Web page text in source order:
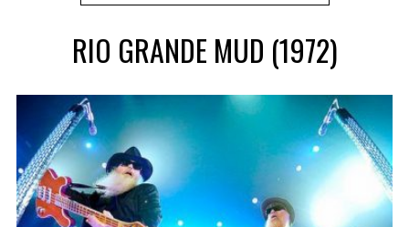
RIO GRANDE MUD (1972)